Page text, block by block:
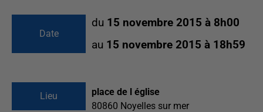
Date
du 15 novembre 2015 à 8h00
au 15 novembre 2015 à 18h59
Lieu
place de l église
80860 Noyelles sur mer